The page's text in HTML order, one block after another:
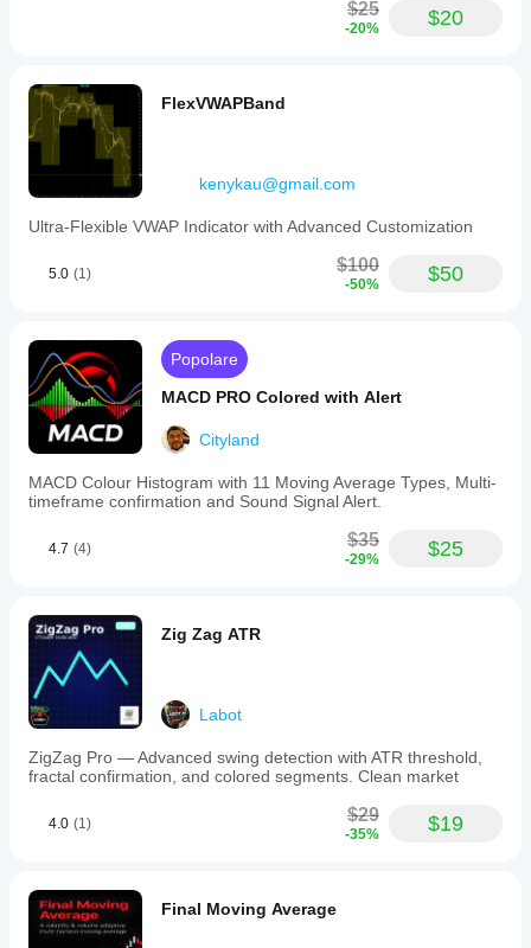
$25
-20% $20
FlexVWAPBand
kenykau@gmail.com
Ultra-Flexible VWAP Indicator with Advanced Customization
5.0 (1) $100
-50% $50
Popolare
MACD PRO Colored with Alert
Cityland
MACD Colour Histogram with 11 Moving Average Types, Multi-
timeframe confirmation and Sound Signal Alert.
4.7 (4) $35
-29% $25
Zig Zag ATR
Labot
ZigZag Pro — Advanced swing detection with ATR threshold,
fractal confirmation, and colored segments. Clean market
4.0 (1) $29
-35% $19
Final Moving Average